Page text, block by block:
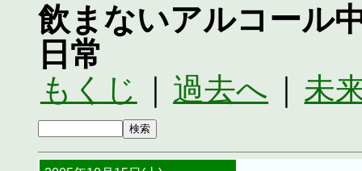
飲まないアルコール
日常
もくじ 過去へ 未